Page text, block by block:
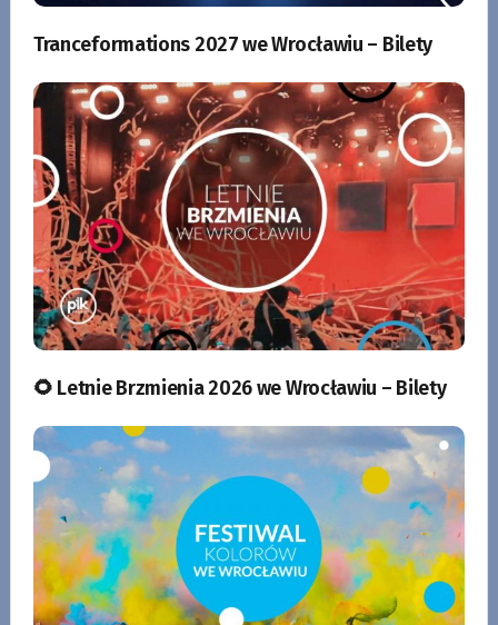
Tranceformations 2027 we Wrocławiu – Bilety
🌻 Letnie Brzmienia 2026 we Wrocławiu – Bilety